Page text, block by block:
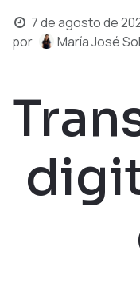
7 de agosto de
por
María José